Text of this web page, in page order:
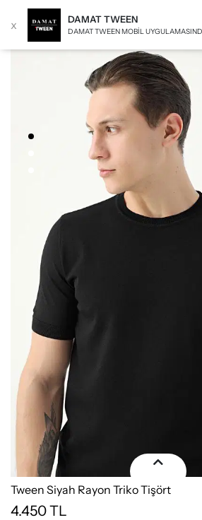
x DAMAT TWEEN
DAMAT TWEEN MOBIL
Tween Siyah Rayon Triko Tişört
4.450TL